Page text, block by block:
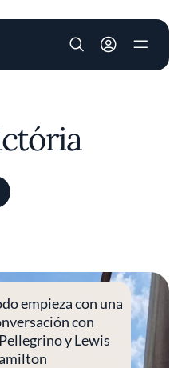
User account
empieza con una
con
y Lewis